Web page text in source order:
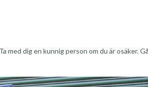
med dig en kunnig person om du är osäker.